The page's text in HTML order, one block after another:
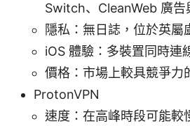
Switch、CleanWeb 廣告
隱私：無日誌，位於英屬
iOS 體驗：多裝置同時連
價格：市場上較具競爭力
ProtonVPN
速度：在高峰時段可能較